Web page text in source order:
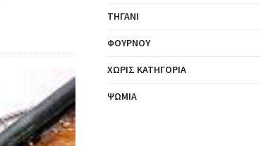
ΤΗΓΆΝΙ
ΦΟΎΡΝΟΥ
ΧΩΡΊΣ ΚΑΤΗΓΟΡΊΑ
ΨΩΜΙΆ